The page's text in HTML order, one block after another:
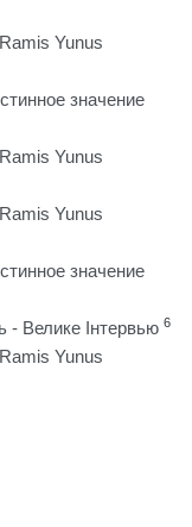
Yunus
значение
Yunus
Yunus
значение
- Велике Інтервью 6
Yunus